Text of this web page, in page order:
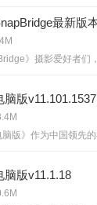
最新版
》摄影爱好者们
脑版
脑版》作为中国领先
脑版v11.1.18